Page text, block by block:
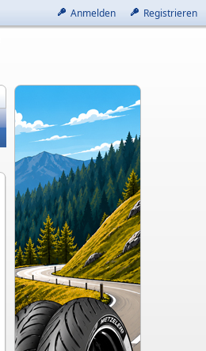
Anmelden Registrieren